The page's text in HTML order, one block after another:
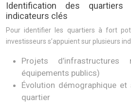
Identification des
indicateurs clés
Pour identifier les quartiers à fort
investisseurs s’appuient sur plusieurs
Projets d’infrastructures
équipements publics)
Évolution démographique
quartier